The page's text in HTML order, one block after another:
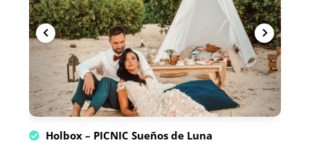
Holbox – PICNIC Sueños de Luna